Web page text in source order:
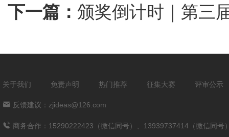
下一篇： 颁奖倒计时｜第三
关于我们 免责声明 热门推荐 征集大赛 评审公示
反馈建议：zjideas@126.com
商务合作：15290222423（微信同号）、13939737414（微信同号